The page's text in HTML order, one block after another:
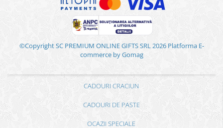
©Copyright SC PREMIUM ONLINE GIFTS SRL 2026 Platforma E-
commerce by Gomag
CADOURI CRACIUN
CADOURI DE PASTE
OCAZII SPECIALE